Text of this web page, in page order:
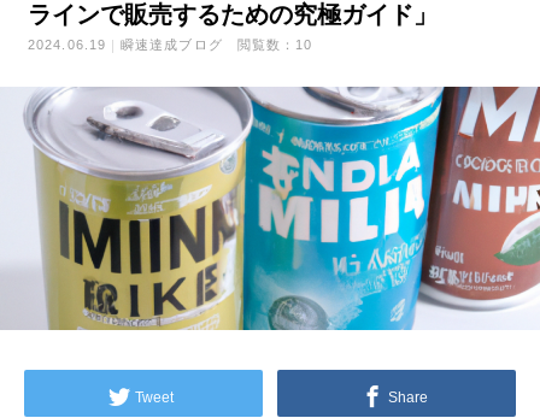
ラインで販売するための究極ガイド」
2024.06.19 瞬速達成ブログ 閲覧数：10
Tweet Share